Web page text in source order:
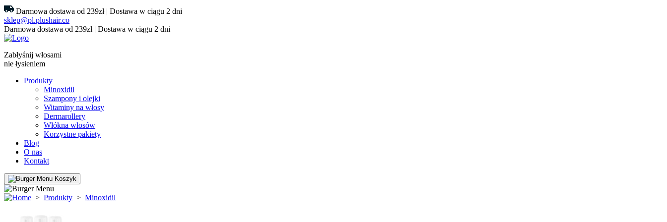
Darmowa dostawa od 239zł | Dostawa w ciągu 2 dni
sklep@pl.plushair.co
Darmowa dostawa od 239zł | Dostawa w ciągu 2 dni
Zabłyśnij włosami
nie łysieniem
Produkty
Minoxidil
Szampony i olejki
Witaminy na włosy
Dermarollery
Włókna włosów
Korzystne pakiety
Blog
O nas
Kontakt
Koszyk
> Produkty > Minoxidil